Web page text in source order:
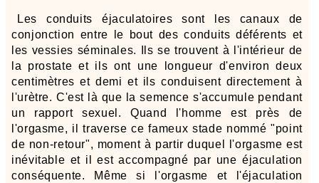
Les conduits éjaculatoires sont les canaux de
conjonction entre le bout des conduits déférents et
les vessies séminales. Ils se trouvent à l'intérieur de
la prostate et ils ont une longueur d'environ deux
centimètres et demi et ils conduisent directement à
l'urètre. C'est là que la semence s'accumule pendant
un rapport sexuel. Quand l'homme est près de
l'orgasme, il traverse ce fameux stade nommé "point
de non-retour", moment à partir duquel l'orgasme est
inévitable et il est accompagné par une éjaculation
conséquente. Même si l'orgasme et l'éjaculation